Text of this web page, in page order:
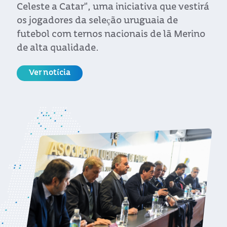
Celeste a Catar", uma iniciativa que vestirá
os jogadores da seleção uruguaia de
futebol com ternos nacionais de lã Merino
de alta qualidade.
Ver notícia